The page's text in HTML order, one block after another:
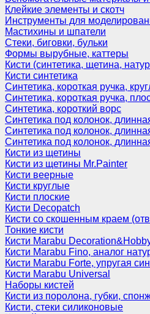
Клейкие элементы и скотч
Инструменты для
Мастихины и шпатели
Стеки, биговки, бульки
Формы вырубные, каттеры
Кисти (синтетика, щетина,
Кисти синтетика
Синтетика, короткая ручка,
Синтетика, короткая ручка,
Синтетика, короткий ворс
Синтетика под колонок,
Синтетика под колонок,
Синтетика под колонок,
Кисти из щетины
Кисти из щетины Mr.Painter
Кисти веерные
Кисти круглые
Кисти плоские
Кисти Decopatch
Кисти со скошенным краем
Тонкие кисти
Кисти Marabu
Кисти Marabu Fino, аналог
Кисти Marabu Forte, упругая
Кисти Marabu Universal
Наборы кистей
Кисти из поролона, губки,
Кисти, стеки силиконовые